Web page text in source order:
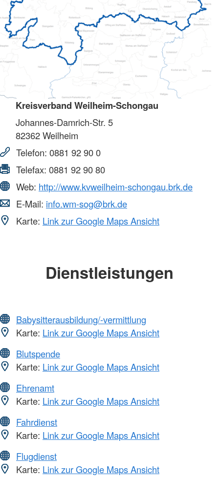
Kreisverband Weilheim-Schongau
Johannes-Damrich-Str. 5
82362Weilheim
Telefon: 0881 92 90 0
Telefax: 0881 92 90 80
Web: http://www.kvweilheim-schongau.brk.de
E-Mail: info.wm-sog@brk.de
Karte: Link zur Google Maps Ansicht
Dienstleistungen
Babysitterausbildung/-vermittlung
Karte: Link zur Google Maps Ansicht
Blutspende
Karte: Link zur Google Maps Ansicht
Ehrenamt
Karte: Link zur Google Maps Ansicht
Fahrdienst
Karte: Link zur Google Maps Ansicht
Flugdienst
Karte: Link zur Google Maps Ansicht